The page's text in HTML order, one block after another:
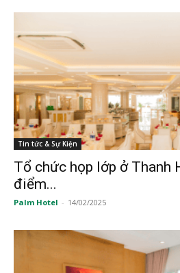
Tin tức & Sự Kiện
Tổ chức họp lớp ở Thanh
điểm...
Palm Hotel - 14/02/2025